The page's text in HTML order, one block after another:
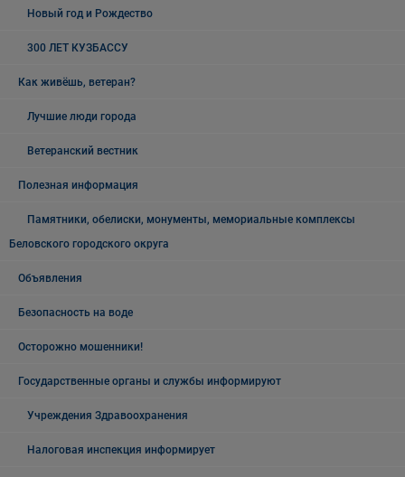
Новый год и Рождество
300 ЛЕТ КУЗБАССУ
Как живёшь, ветеран?
Лучшие люди города
Ветеранский вестник
Полезная информация
Памятники, обелиски, монументы, мемориальные комплексы
Беловского городского округа
Объявления
Безопасность на воде
Осторожно мошенники!
Государственные органы и службы информируют
Учреждения Здравоохранения
Налоговая инспекция информирует